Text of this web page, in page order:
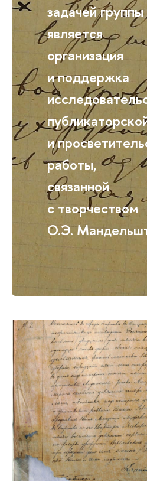
задачей группы
является
организация
и поддержка
и
работы,
связанной
с творчеством
О.Э.